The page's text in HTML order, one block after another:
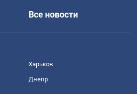
Все новости
Харьков
Днепр